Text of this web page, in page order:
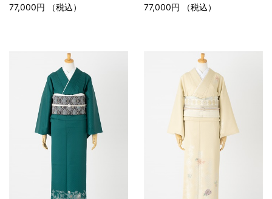
77,000円 （税込） 77,000円 （税込）